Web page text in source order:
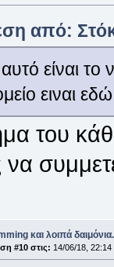
από:
αυτό είναι
ειναι
του
να
και λοιπά
#10 στις: 14/06/18, 22:14